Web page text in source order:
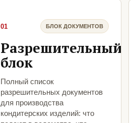
01 БЛОК ДОКУМЕНТОВ
Разрешительный
блок
Полный список
разрешительных документов
для производства
кондитерских изделий: что